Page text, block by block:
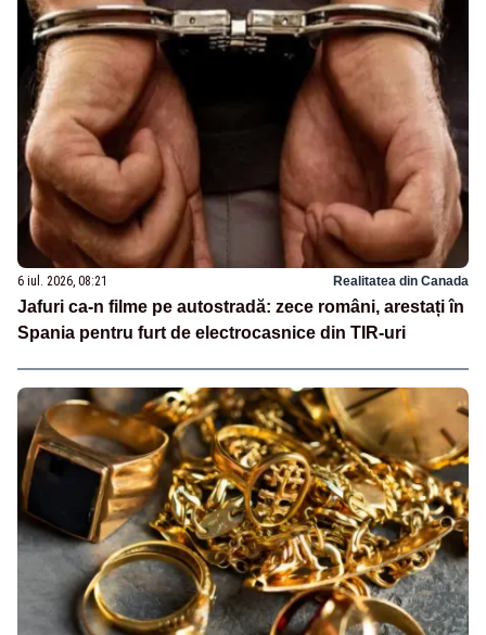
6 iul. 2026, 08:21 Realitatea din Canada
Jafuri ca-n filme pe autostradă: zece români, arestați în
Spania pentru furt de electrocasnice din TIR-uri